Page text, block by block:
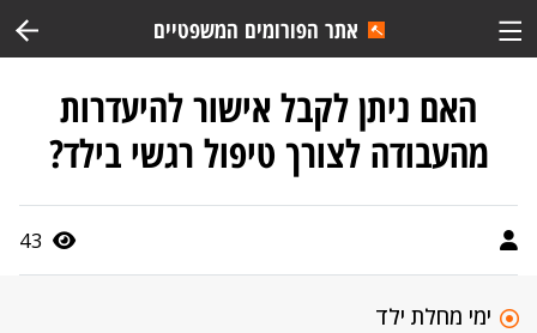
אתר הפורומים המשפטיים
האם ניתן לקבל אישור להיעדרות
מהעבודה לצורך טיפול רגשי בילד?
43
ימי מחלת ילד